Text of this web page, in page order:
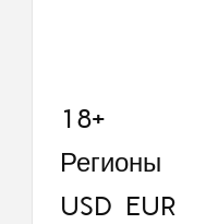
18+
Регионы
USD EUR